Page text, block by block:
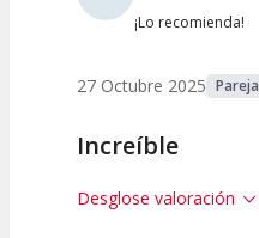
¡Lo recomienda!
27 Octubre 2025 Pareja
Increíble
Desglose valoración